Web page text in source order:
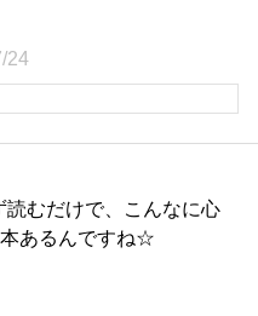
24
だけで、こんなに心
あるんですね☆